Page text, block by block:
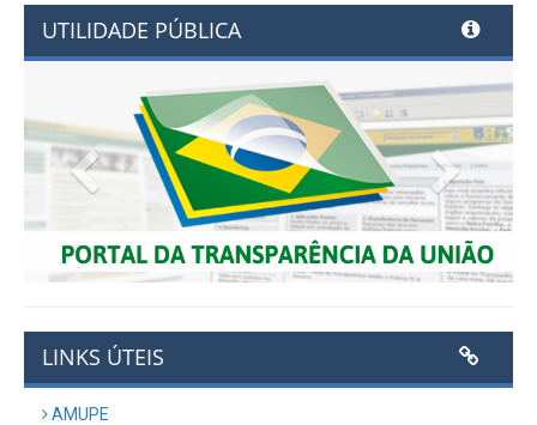
UTILIDADE PÚBLICA
Previous Next
LINKS ÚTEIS